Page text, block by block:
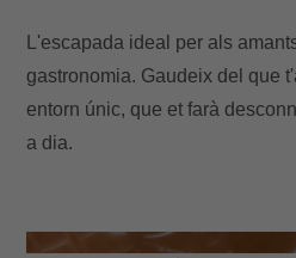
L'escapada ideal per als
gastronomia. Gaudeix del que
entorn únic, que et farà
a dia.